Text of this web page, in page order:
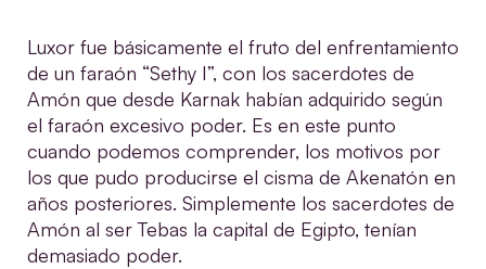
Luxor fue básicamente el fruto del enfrentamiento
de un faraón “Sethy I”, con los sacerdotes de
Amón que desde Karnak habían adquirido según
el faraón excesivo poder. Es en este punto
cuando podemos comprender, los motivos por
los que pudo producirse el cisma de Akenatón en
años posteriores. Simplemente los sacerdotes de
Amón al ser Tebas la capital de Egipto, tenían
demasiado poder.